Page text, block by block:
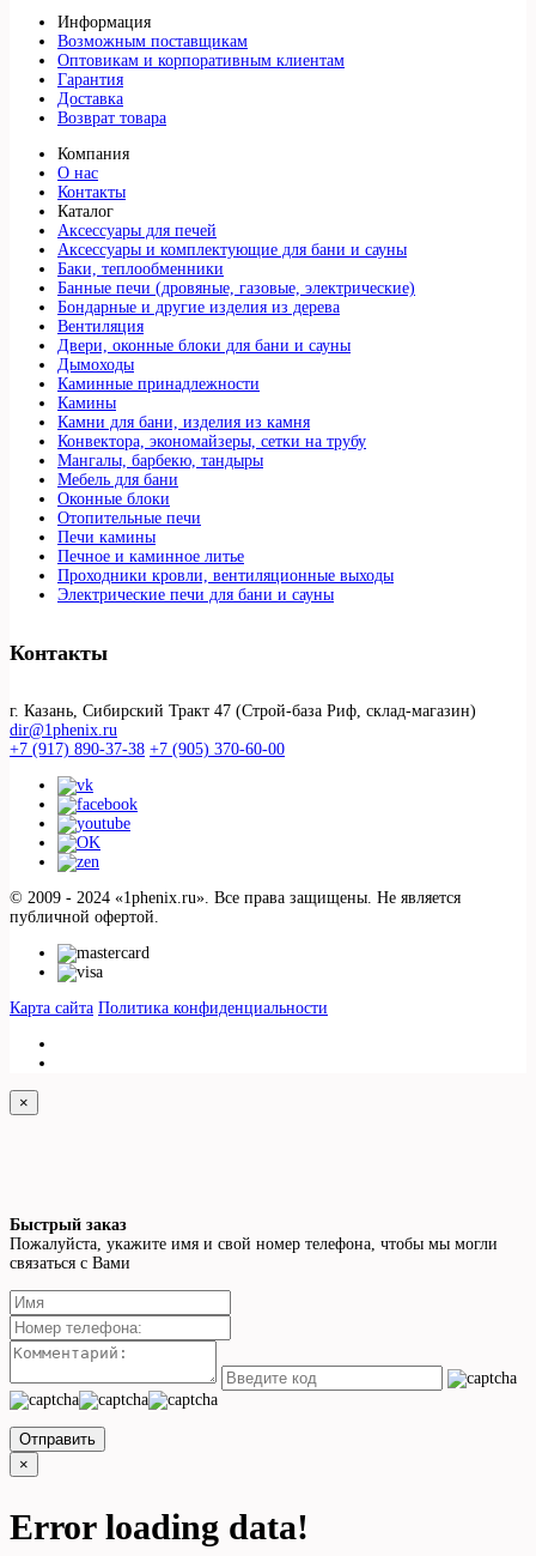
Информация
Возможным поставщикам
Оптовикам и корпоративным клиентам
Гарантия
Доставка
Возврат товара
Компания
О нас
Контакты
Каталог
Аксессуары для печей
Аксессуары и комплектующие для бани и сауны
Баки, теплообменники
Банные печи (дровяные, газовые, электрические)
Бондарные и другие изделия из дерева
Вентиляция
Двери, оконные блоки для бани и сауны
Дымоходы
Каминные принадлежности
Камины
Камни для бани, изделия из камня
Конвектора, экономайзеры, сетки на трубу
Мангалы, барбекю, тандыры
Мебель для бани
Оконные блоки
Отопительные печи
Печи камины
Печное и каминное литье
Проходники кровли, вeнтиляционные выходы
Электрические печи для бани и сауны
Контакты
г. Казань, Сибирский Тракт 47 (Строй-база Риф, склад-магазин)
dir@1phenix.ru
+7 (917) 890-37-38 +7 (905) 370-60-00
© 2009 - 2024 «1phenix.ru». Все права защищены. Не является
публичной офертой.
Карта сайта Политика конфиденциальности
×
Быстрый заказ
Пожалуйста, укажите имя и свой номер телефона, чтобы мы могли
связаться с Вами
Отправить
×
Error loading data!